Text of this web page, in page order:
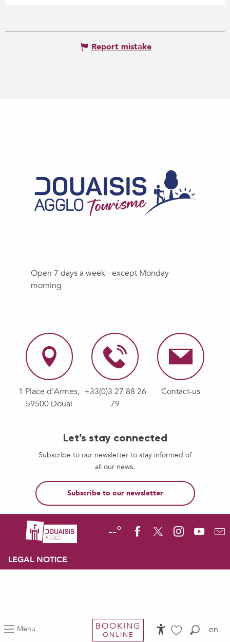
Menu BOOKING
ONLINE en
Report mistake
Open 7 days a week - except Monday
morning
1 Place d'Armes,
59500 Douai
+33(0)3 27 88 26
79
Contact-us
Let’s stay connected
Subscribe to our newsletter to stay informed of
all our news.
Subscribe to our newsletter
--°
LEGAL NOTICE